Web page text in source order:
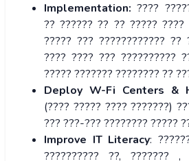
Implementation: ????
?? ?????? ?? ?? ?????
????? ??? ???????????? ??
???? ???? ??? ??????????
????? ??????? ???????? ??
Deploy W-Fi Centers &
(???? ????? ???? ???????)
??? ???-??? ???????? ?????
Improve IT Literacy:
?????????? ??, ???????